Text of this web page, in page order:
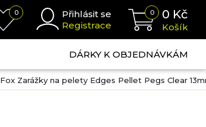
0
Přihlásit se
Registrace
0 0 Kč
Košík
DÁRKY K OBJEDNÁVKÁM
Fox Zarážky na pelety Edges Pellet Pegs Clear